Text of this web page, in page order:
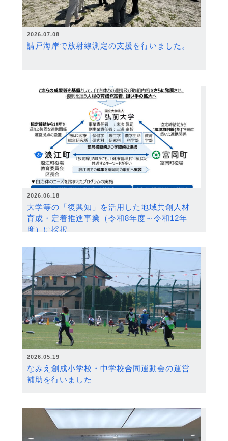
2026.07.08
請戸海岸で放射線測定の支援を行いました。
2026.06.18
大学等の「復興知」を活用した地域共創人材
育成・定着推進事業（令和8年度～令和12年
度）に採択
2026.05.19
なみえ創成小学校・中学校合同運動会の運営
補助を行いました